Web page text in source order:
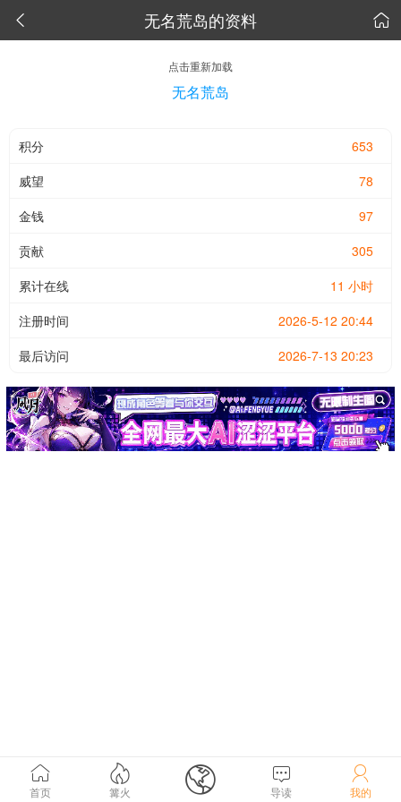
 无名荒岛的资料 
点击重新加载
无名荒岛
653
积分
78
威望
97
金钱
305
贡献
11 小时
累计在线
2026-5-12 20:44
注册时间
2026-7-13 20:23
最后访问

首页

篝火  
导读

我的